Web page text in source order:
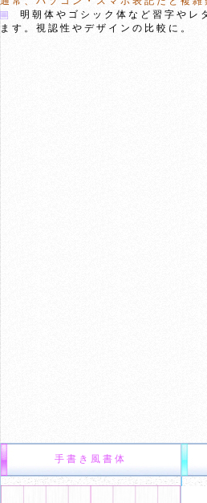
明朝体やゴシック体など習字やレ
ます。視認性やデザインの比較に。
手書き風書体